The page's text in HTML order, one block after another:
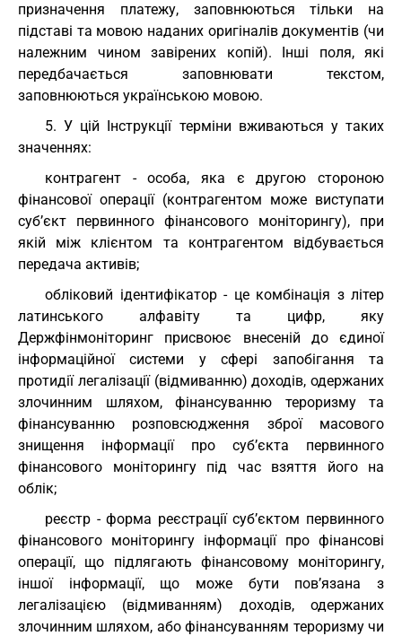
призначення платежу, заповнюються тільки на
підставі та мовою наданих оригіналів документів (чи
належним чином завірених копій). Інші поля, які
передбачається заповнювати текстом,
заповнюються українською мовою.
5. У цій Інструкції терміни вживаються у таких
значеннях:
контрагент - особа, яка є другою стороною
фінансової операції (контрагентом може виступати
суб’єкт первинного фінансового моніторингу), при
якій між клієнтом та контрагентом відбувається
передача активів;
обліковий ідентифікатор - це комбінація з літер
латинського алфавіту та цифр, яку
Держфінмоніторинг присвоює внесеній до єдиної
інформаційної системи у сфері запобігання та
протидії легалізації (відмиванню) доходів, одержаних
злочинним шляхом, фінансуванню тероризму та
фінансуванню розповсюдження зброї масового
знищення інформації про суб’єкта первинного
фінансового моніторингу під час взяття його на
облік;
реєстр - форма реєстрації суб’єктом первинного
фінансового моніторингу інформації про фінансові
операції, що підлягають фінансовому моніторингу,
іншої інформації, що може бути пов’язана з
легалізацією (відмиванням) доходів, одержаних
злочинним шляхом, або фінансуванням тероризму чи